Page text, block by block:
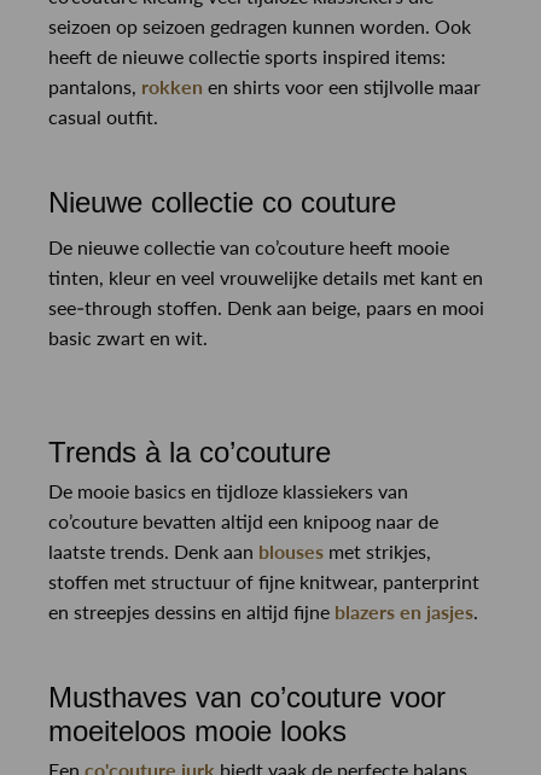
seizoen op seizoen gedragen kunnen worden. Ook
heeft de nieuwe collectie sports inspired items:
pantalons, rokken en shirts voor een stijlvolle maar
casual outfit.
Nieuwe collectie co couture
De nieuwe collectie van co’couture heeft mooie
tinten, kleur en veel vrouwelijke details met kant en
see-through stoffen. Denk aan beige, paars en mooi
basic zwart en wit.
Trends à la co’couture
De mooie basics en tijdloze klassiekers van
co’couture bevatten altijd een knipoog naar de
laatste trends. Denk aan blouses met strikjes,
stoffen met structuur of fijne knitwear, panterprint
en streepjes dessins en altijd fijne blazers en jasjes
Musthaves van co’couture voor
moeiteloos mooie looks
Een co'couture jurk biedt vaak de perfecte balans